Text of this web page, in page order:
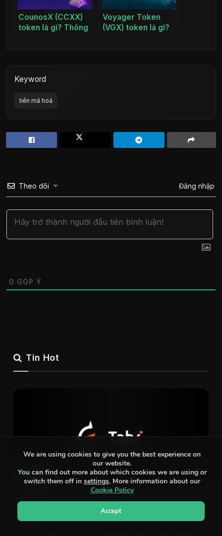
CounosX (CCXX)
token là gì? Thông
Voyager Token
(VGX) token là gì?
Keyword
tiền mã hoá
Theo dõi Đăng nhập
0 GÓP Ý
Tin Hot
AIRDROP
Kèo 1000$ dự án NFT, Gamefi Tabi do Binance đầu tư 11
06/02/2024
We are using cookies to give you the best experience on
our website.
You can find out more about which cookies we are using or
switch them off in settings. More information about our
Cookie Policy
Accept